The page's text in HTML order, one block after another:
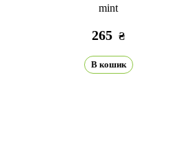
mint
265 ₴
В кошик